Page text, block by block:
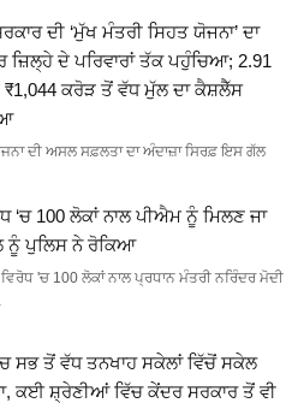
ਦੀ ‘ਮੁੱਖ ਮੰਤਰੀ ਸਿਹਤ ਯੋਜਨਾ’ ਦਾ
ਜ਼ਿਲ੍ਹੇ ਦੇ ਪਰਿਵਾਰਾਂ ਤੱਕ ਪਹੁੰਚਿਆ; 2.91
₹1,044 ਕਰੋੜ ਤੋਂ ਵੱਧ ਮੁੱਲ ਦਾ ਕੈਸ਼ਲੈੱਸ
ਦੀ ਅਸਲ ਸਫ਼ਲਤਾ ਦਾ ਅੰਦਾਜ਼ਾ ਸਿਰਫ਼ ਇਸ ਗੱਲ
‘ਚ 100 ਲੋਕਾਂ ਨਾਲ ਪੀਐਮ ਨੂੰ ਮਿਲਣ ਜਾ
ਨੂੰ ਪੁਲਿਸ ਨੇ ਰੋਕਿਆ
'ਚ 100 ਲੋਕਾਂ ਨਾਲ ਪ੍ਰਧਾਨ ਮੰਤਰੀ ਨਰਿੰਦਰ ਮੋਦੀ
ਸਭ ਤੋਂ ਵੱਧ ਤਨਖਾਹ ਸਕੇਲਾਂ ਵਿੱਚੋਂ ਸਕੇਲ
ਕਈ ਸ਼੍ਰੇਣੀਆਂ ਵਿੱਚ ਕੇਂਦਰ ਸਰਕਾਰ ਤੋਂ ਵੀ